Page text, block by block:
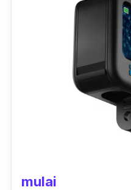
mengambil video 4K
Fitur lain yang
dikontrol secara
dengan aplikasi Yi
diunduh lewat
Dengan
smartphone, kamu
dari jarak jauh,
konten langsung ke
mulai